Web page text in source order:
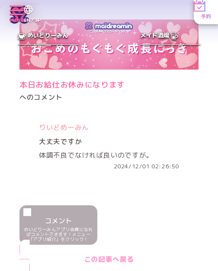
MENUEN／JP
予約
めいどりーみん メイド酒場
本日お給仕お休みになります
へのコメント
りいどめーみん
大丈夫ですか
体調不良でなければ良いのですが。
2024/12/01 02:26:50
コメント
めいどりーみんアプリ会員になれ
ばコメントできます！メニュー
「アプリ紹介」をクリック！
この記事へ戻る